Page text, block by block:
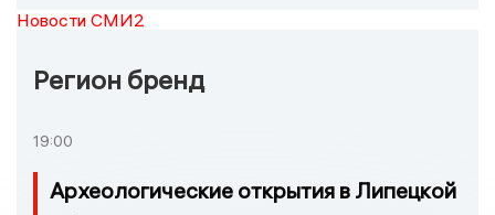
Новости СМИ2
Регион бренд
19:00
Археологические открытия в Липецкой